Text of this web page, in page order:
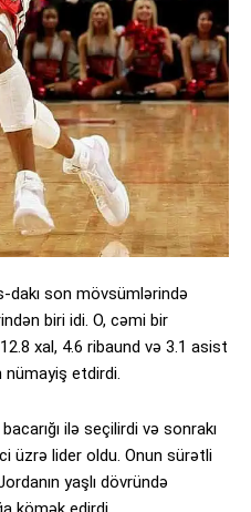
dakı son mövsümlərində
biri idi. O, cəmi bir
xal, 4.6 ribaund və 3.1 asist
etdirdi.
ilə seçilirdi və sonrakı
üzrə lider oldu. Onun sürətli
yaşlı dövründə